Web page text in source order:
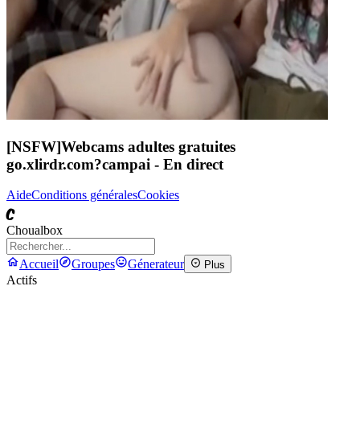
[NSFW]Webcams adultes gratuites
go.xlirdr.com?campai - En direct
AideConditions généralesCookies
C
Choualbox
Accueil Groupes Génerateur Plus
Actifs